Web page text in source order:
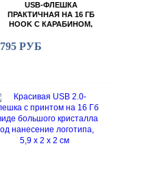
USB-ФЛЕШКА
ПРАКТИЧНАЯ НА 16 ГБ
HOOK С КАРАБИНОМ,
795 РУБ